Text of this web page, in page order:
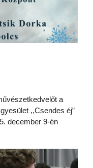
a
,,Csendes éj”
december 9-én